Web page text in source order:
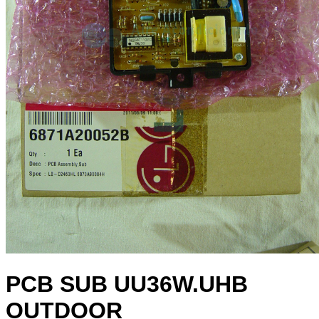
PCB SUB UU36W.UHB
OUTDOOR